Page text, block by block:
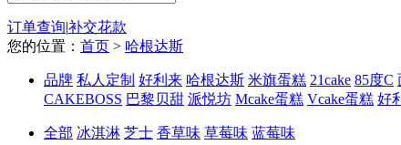
订单查询|补交花款
您的位置： 首页 > 哈根达斯
品牌 私人定制 好利来 哈根达斯 米旗蛋糕 21cake 85度C
CAKEBOSS 巴黎贝甜 派悦坊 Mcake蛋糕 Vcake蛋糕 好
全部 冰淇淋 芝士 香草味 草莓味 蓝莓味